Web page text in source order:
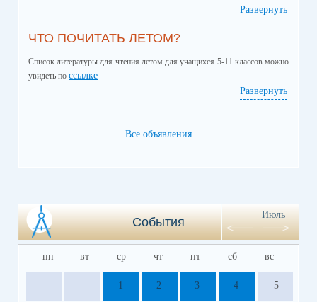
Развернуть
ЧТО ПОЧИТАТЬ ЛЕТОМ?
Список литературы для чтения летом для учащихся 5-11 классов можно
увидеть по ссылке
Развернуть
Все объявления
События
Июль
пн вт ср чт пт сб вс
1 2 3 4 5